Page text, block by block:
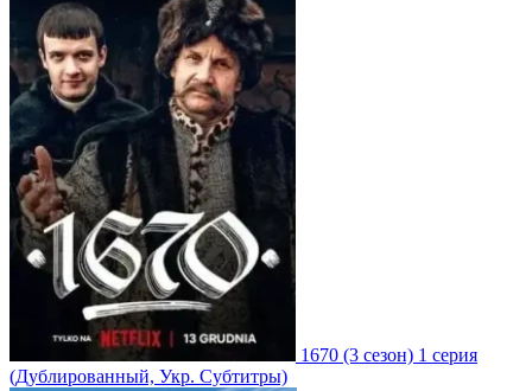
1670 (3 сезон) 1 серия
(Дублированный, Укр. Субтитры)